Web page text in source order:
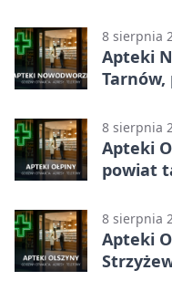
8 sierpnia
Apteki
8 sierpnia
Apteki
powiat
8 sierpnia
Apteki